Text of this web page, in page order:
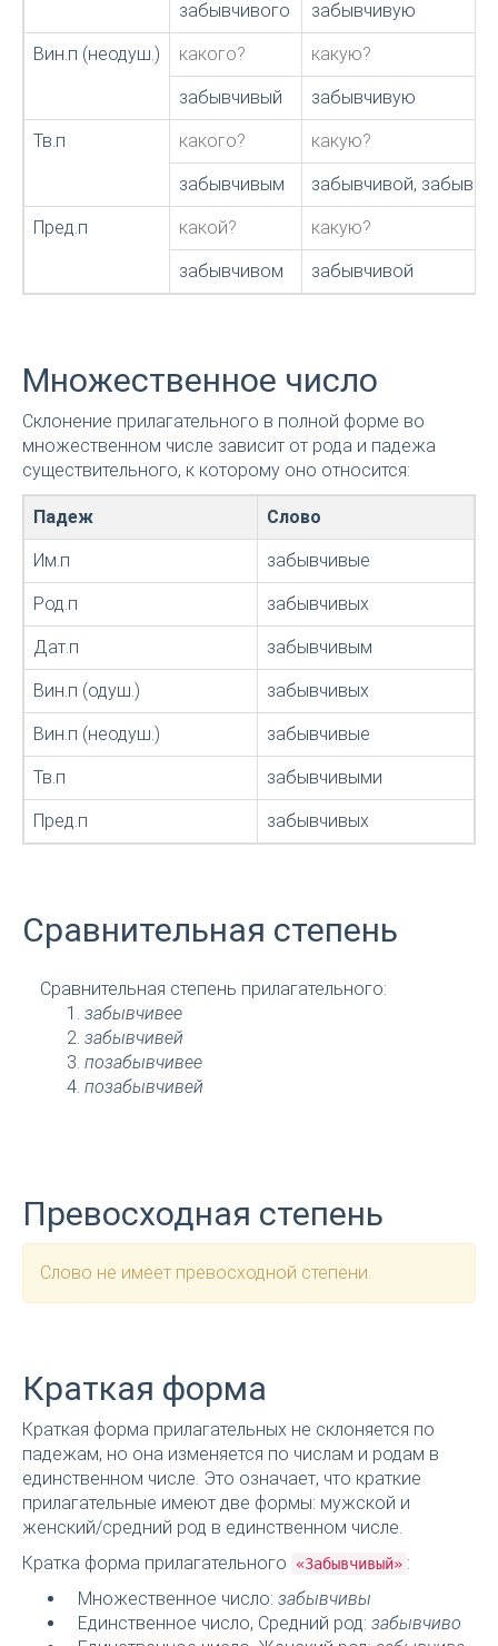
забывчивого забывчивую
Вин.п (неодуш.) какого? какую?
забывчивый забывчивую
Тв.п какого? какую?
забывчивым забывчивой,
Пред.п какой? какую?
забывчивом забывчивой
Множественное число
Склонение прилагательного в полной форме во
множественном числе зависит от рода и падежа
существительного, к которому оно относится:
Падеж Слово
Им.п забывчивые
Род.п забывчивых
Дат.п забывчивым
Вин.п (одуш.) забывчивых
Вин.п (неодуш.) забывчивые
Тв.п забывчивыми
Пред.п забывчивых
Сравнительная степень
Сравнительная степень прилагательного:
забывчивее
забывчивей
позабывчивее
позабывчивей
Превосходная степень
Слово не имеет превосходной степени.
Краткая форма
Краткая форма прилагательных не склоняется по
падежам, но она изменяется по числам и родам в
единственном числе. Это означает, что краткие
прилагательные имеют две формы: мужской и
женский/средний род в единственном числе.
Кратка форма прилагательного
«Забывчивый» :
Множественное число: забывчивы
Единственное число, Средний род: забывчиво